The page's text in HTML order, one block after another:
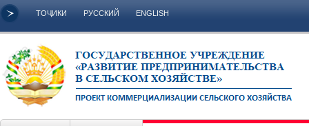
ТОҶИКИ РУССКИЙ ENGLISH